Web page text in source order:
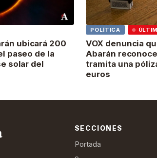
ubicará 200
paseo de la
solar del
POLÍTICA
VOX denuncia
Abarán
tramita una
euros
SECCIONES
Portada